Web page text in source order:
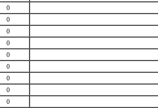
0
0
0
0
0
0
0
0
0